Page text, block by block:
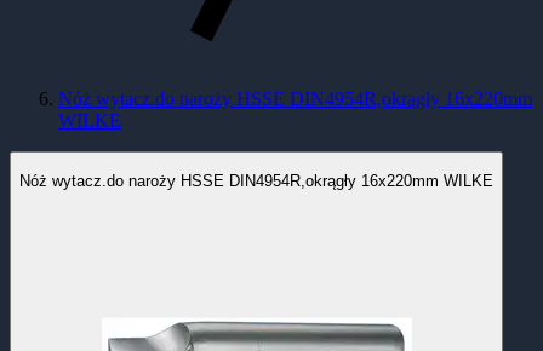
Nóż wytacz.do naroży HSSE DIN4954R,okrągły 16x220mm
WILKE
Nóż wytacz.do naroży HSSE DIN4954R,okrągły 16x220mm WILKE